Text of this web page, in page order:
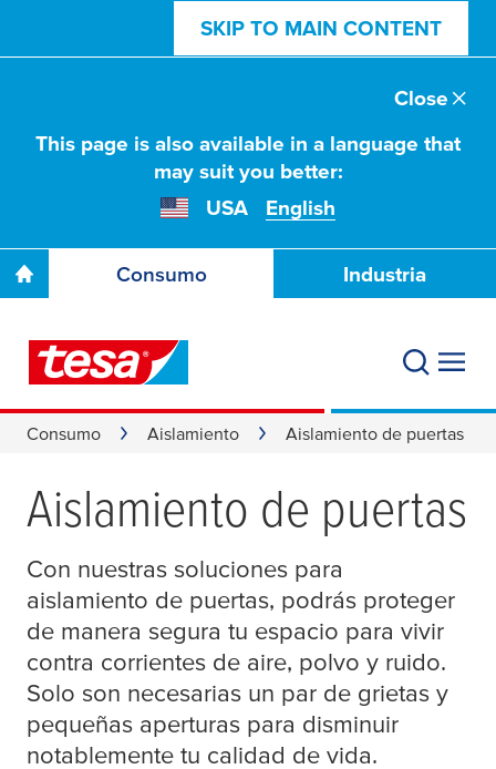
SKIP TO MAIN CONTENT
This page is also available in a language that
may suit you better:
USA
English
Close
Consumo Industria
Consumo Aislamiento Aislamiento de puertas
Aislamiento de puertas
Con nuestras soluciones para
aislamiento de puertas, podrás proteger
de manera segura tu espacio para vivir
contra corrientes de aire, polvo y ruido.
Solo son necesarias un par de grietas y
pequeñas aperturas para disminuir
notablemente tu calidad de vida.